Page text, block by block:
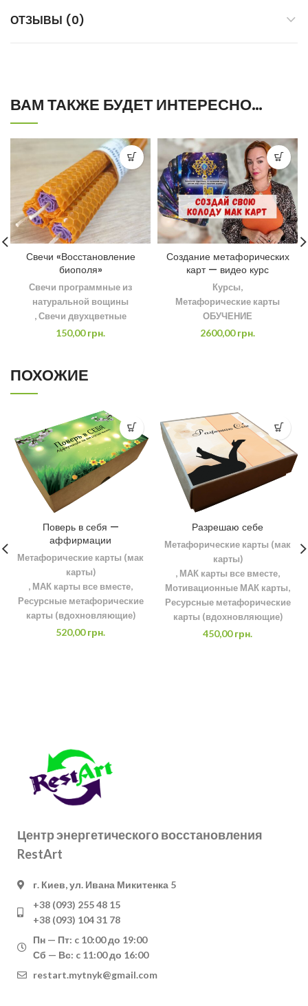
ОТЗЫВЫ (0)
ВАМ ТАКЖЕ БУДЕТ ИНТЕРЕСНО…
Свечи «Восстановление
биополя»
Свечи программные из
натуральной вощины
,Свечи двухцветные
150,00грн.
Создание метафорических
карт — видео курс
Курсы,
Метафорические карты
ОБУЧЕНИЕ
2600,00грн.
ПОХОЖИЕ
Поверь в себя —
аффирмации
Метафорические карты (мак
карты)
, МАК карты все вместе,
Ресурсные метафорические
карты (вдохновляющие)
520,00грн.
Разрешаю себе
Метафорические карты (мак
карты)
, МАК карты все вместе,
Мотивационные МАК карты,
Ресурсные метафорические
карты (вдохновляющие)
450,00грн.
Центр энергетического восстановления
RestArt
г. Киев, ул. Ивана Микитенка 5
+38 (093) 255 48 15
+38 (093) 104 31 78
Пн — Пт: c 10:00 до 19:00
Сб — Вс: c 11:00 до 16:00
restart.mytnyk@gmail.com